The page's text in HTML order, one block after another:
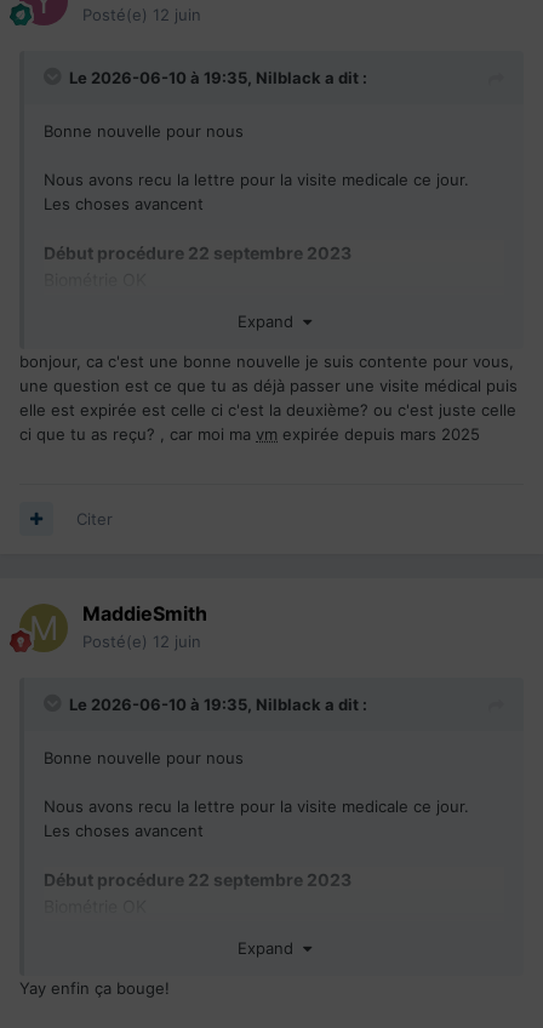
Posté(e) 12 juin
Le 2026-06-10 à 19:35, Nilblack a dit :
Bonne nouvelle pour nous
Nous avons recu la lettre pour la visite medicale ce jour.
Les choses avancent
Début procédure 22 septembre 2023
VM Invitation a la visite medicale recu le 10 06 2026
CSQparrainage obtenu depuis le 8 mai 2024
CSQ expire en 8 Mai 2026 et rien
Expand
bonjour, ca c'est une bonne nouvelle je suis contente pour vous,
une question est ce que tu as déjà passer une visite médical puis
elle est expirée est celle ci c'est la deuxième? ou c'est juste celle
ci que tu as reçu? , car moi ma vm expirée depuis mars 2025
Citer
MaddieSmith
Posté(e) 12 juin
Le 2026-06-10 à 19:35, Nilblack a dit :
Bonne nouvelle pour nous
Nous avons recu la lettre pour la visite medicale ce jour.
Les choses avancent
Début procédure 22 septembre 2023
VM Invitation a la visite medicale recu le 10 06 2026
Expand
Yay enfin ça bouge!